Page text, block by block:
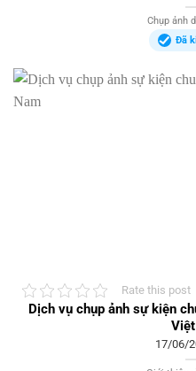
Chụp ảnh
Đã
Rate this post
Dịch vụ chụp ảnh sự kiện
17/06/